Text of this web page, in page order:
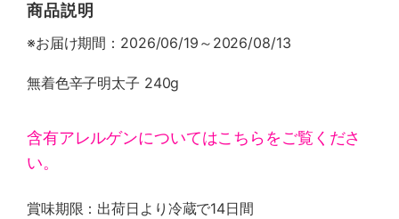
商品説明
※お届け期間：2026/06/19～2026/08/13
無着色辛子明太子 240g
含有アレルゲンについてはこちらをご覧くださ
い。
賞味期限：出荷日より冷蔵で14日間